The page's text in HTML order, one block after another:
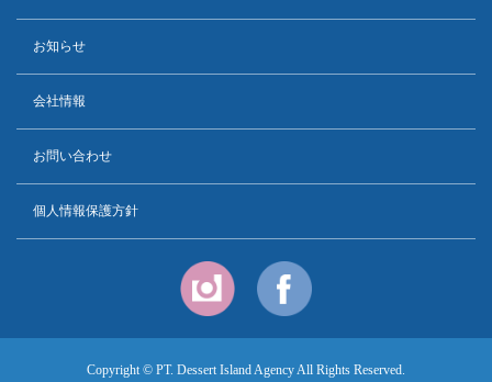
お知らせ
会社情報
お問い合わせ
個人情報保護方針
Copyright © PT. Dessert Island Agency All Rights Reserved.